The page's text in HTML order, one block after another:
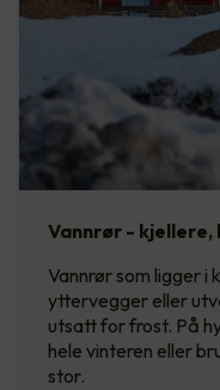
Vannrør -
Vannrør som ligger i
yttervegger eller
utsatt for frost. På
hele vinteren eller
stor.